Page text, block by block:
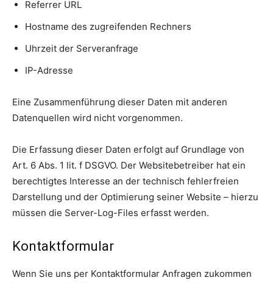
Referrer URL
Hostname des zugreifenden Rechners
Uhrzeit der Serveranfrage
IP-Adresse
Eine Zusammenführung dieser Daten mit anderen
Datenquellen wird nicht vorgenommen.
Die Erfassung dieser Daten erfolgt auf Grundlage von
Art. 6 Abs. 1 lit. f DSGVO. Der Websitebetreiber hat ein
berechtigtes Interesse an der technisch fehlerfreien
Darstellung und der Optimierung seiner Website – hierzu
müssen die Server-Log-Files erfasst werden.
Kontaktformular
Wenn Sie uns per Kontaktformular Anfragen zukommen